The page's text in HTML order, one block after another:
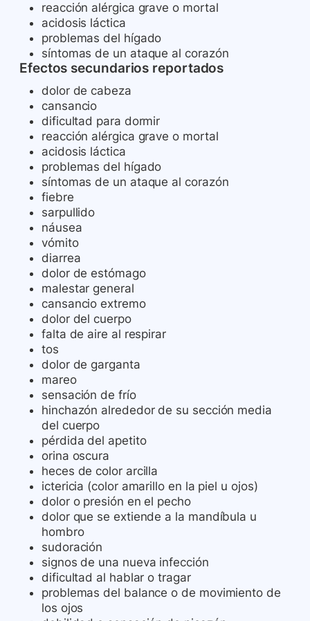
reacción alérgica grave o mortal
acidosis láctica
problemas del hígado
síntomas de un ataque al corazón
Efectos secundarios reportados
dolor de cabeza
cansancio
dificultad para dormir
reacción alérgica grave o mortal
acidosis láctica
problemas del hígado
síntomas de un ataque al corazón
fiebre
sarpullido
náusea
vómito
diarrea
dolor de estómago
malestar general
cansancio extremo
dolor del cuerpo
falta de aire al respirar
tos
dolor de garganta
mareo
sensación de frío
hinchazón alrededor de su sección media
del cuerpo
pérdida del apetito
orina oscura
heces de color arcilla
ictericia (color amarillo en la piel u ojos)
dolor o presión en el pecho
dolor que se extiende a la mandíbula u
hombro
sudoración
signos de una nueva infección
dificultad al hablar o tragar
problemas del balance o de movimiento de
los ojos